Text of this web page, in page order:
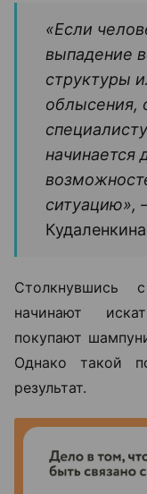
«Если
выпадение
структуры
облысения,
начинается
ситуацию»,
Столкнувшись
начинают
покупают
Однако такой
результат.